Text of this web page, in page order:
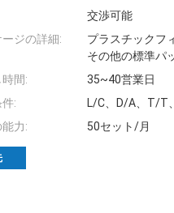
交渉可能
ジの詳細:
プラスチックフ
その他の標準パ
間:
35~40営業日
:
L/C、D/A、T/T
力:
50セット/月